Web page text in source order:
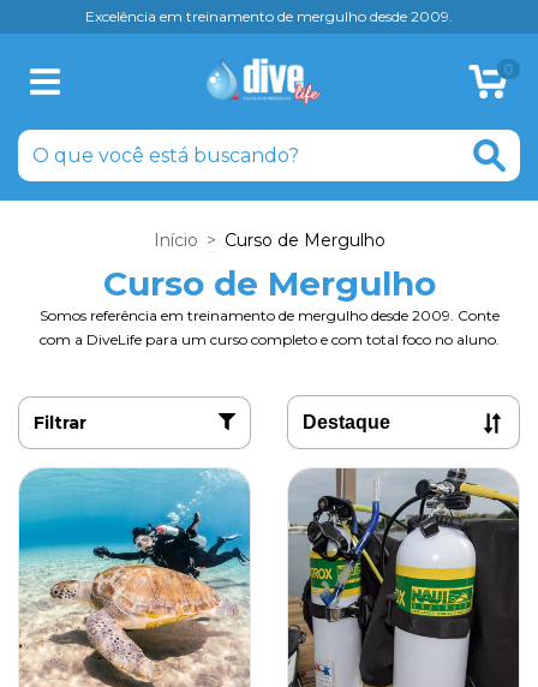
Excelência em treinamento de mergulho desde 2009.
0
Início > Curso de Mergulho
Curso de Mergulho
Somos referência em treinamento de mergulho desde 2009. Conte
com a DiveLife para um curso completo e com total foco no aluno.
Filtrar